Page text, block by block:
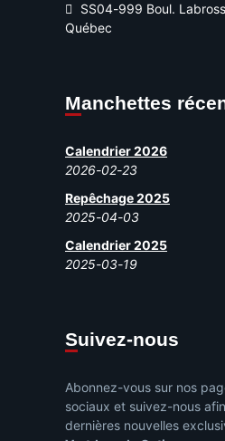
SS04-999 Boul.
Québec
Manchettes
Calendrier 2026
2026-02-23
Repêchage 2025
2025-04-03
Calendrier 2025
2025-03-19
Suivez-nous
Abonnez-vous sur nos
sociaux et suivez-nous
dernières nouvelles